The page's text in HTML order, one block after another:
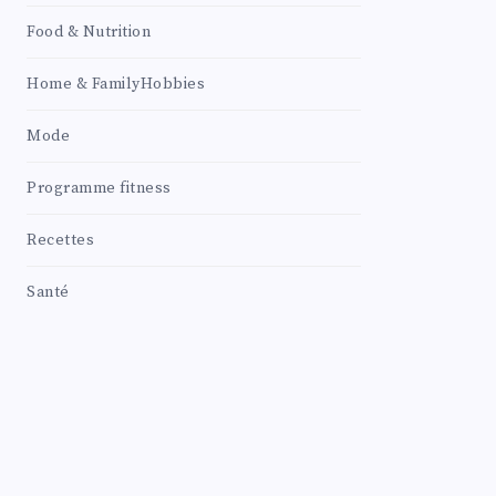
Food & Nutrition
Home & FamilyHobbies
Mode
Programme fitness
Recettes
Santé